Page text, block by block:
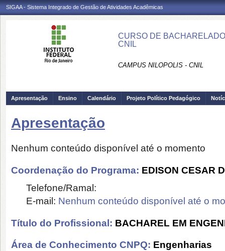
SIGAA - Sistema Integrado de Gestão de Atividades Acadêmicas
CURSO DE
CNIL
CAMPUS NILOPOLIS - CNIL
Apresentação Ensino Calendário Projeto Político Pedagógico
Apresentação
Nenhum conteúdo disponível até o momento
Coordenação do Programa: EDISON CESAR
Telefone/Ramal:
E-mail: Nenhum conteúdo disponível até o
Título do Profissional: BACHAREL EM
Área de Conhecimento CNPQ: Engenharias